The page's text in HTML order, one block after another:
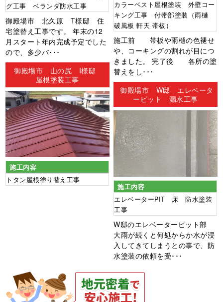
グ工事 ベランダ防水工事
御殿場市 北久原 T様邸 住
宅塗替え工事です。 年末の12
月スタート年内完成予定でした
ので、多少バ･･･
カラーベスト屋根塗装 外壁コー
キング工事 付帯部塗装（雨樋
破風板 軒天 帯板）
施工前 帯板や雨樋の色褪せ
や、コーキングの割れが目につ
きました。 完了後 各所の塗
替えをし･･･
御殿場市 山の尻 I様邸
屋根塗装工事
施工内容
トタン屋根塗り替え工事
御殿場市 W邸 エレベータ
ーピット 漏水工事
施工内容
エレベーターPIT 床 防水塗装
工事
W邸のエレベーターピット部
大雨が続くと何処からか水が浸
入してきてしまうとの事で、防
水塗装の依頼を受･･･